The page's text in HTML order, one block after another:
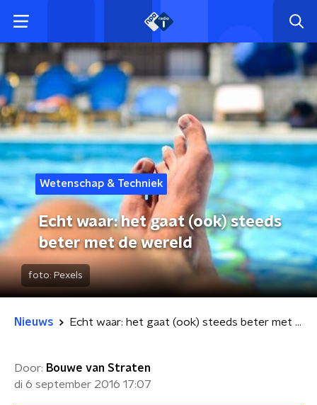
Wetenschap & Techniek
Echt waar: het gaat (ook) steeds
beter met de wereld
foto: Pexels
Nieuws Echt waar: het gaat (ook) steeds beter met de wereld
Door: Bouwe van Straten
di 6 september 2016 17:07